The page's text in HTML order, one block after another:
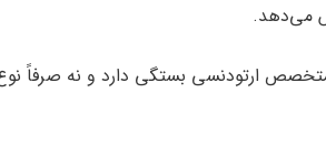
می‌دهد.
ارتودنسی بستگی دارد و نه صرفاً